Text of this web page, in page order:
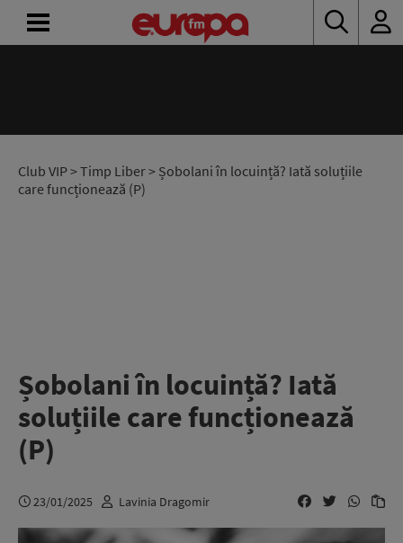
Club VIP> Timp Liber> Șobolani în locuință? Iată soluțiile
care funcționează (P)
Șobolani în locuință? Iată
soluțiile care funcționează
(P)
23/01/2025 Lavinia Dragomir
RADIO